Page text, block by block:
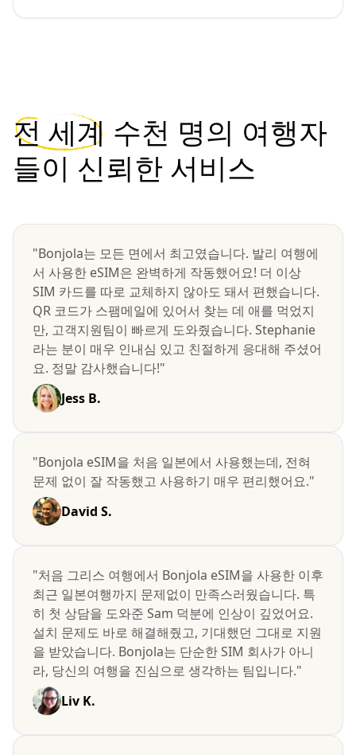
전 세계 수천 명의 여행자
들이 신뢰한 서비스
"Bonjola는 모든 면에서 최고였습니다. 발리 여행에
서 사용한 eSIM은 완벽하게 작동했어요! 더 이상
SIM 카드를 따로 교체하지 않아도 돼서 편했습니다.
QR 코드가 스팸메일에 있어서 찾는 데 애를 먹었지
만, 고객지원팀이 빠르게 도와줬습니다. Stephanie
라는 분이 매우 인내심 있고 친절하게 응대해 주셨어
요. 정말 감사했습니다!"
Jess B.
"Bonjola eSIM을 처음 일본에서 사용했는데, 전혀
문제 없이 잘 작동했고 사용하기 매우 편리했어요."
David S.
"처음 그리스 여행에서 Bonjola eSIM을 사용한 이후
최근 일본여행까지 문제없이 만족스러웠습니다. 특
히 첫 상담을 도와준 Sam 덕분에 인상이 깊었어요.
설치 문제도 바로 해결해줬고, 기대했던 그대로 지원
을 받았습니다. Bonjola는 단순한 SIM 회사가 아니
라, 당신의 여행을 진심으로 생각하는 팀입니다."
Liv K.